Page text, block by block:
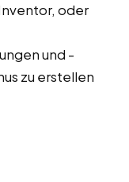
oder
und -
zu erstellen